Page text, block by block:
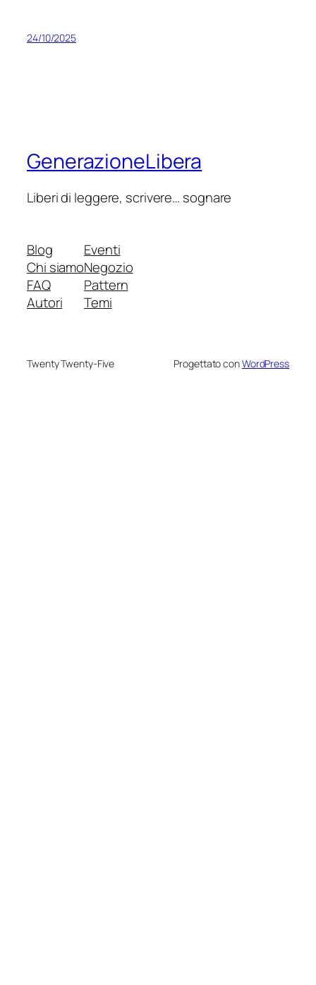
24/10/2025
GenerazioneLibera
Liberi di leggere, scrivere… sognare
Blog
Chi siamo
FAQ
Autori
Eventi
Negozio
Pattern
Temi
Twenty Twenty-Five Progettato conWordPress